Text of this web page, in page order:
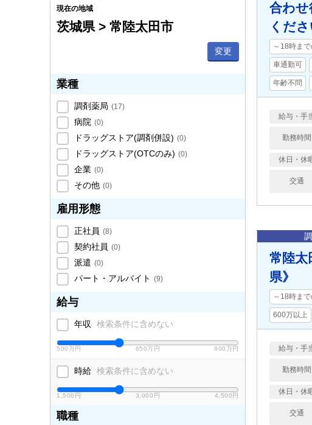
現在の地域
茨城県 > 常陸太田市
変更
業種
調剤薬局 (17)
病院 (0)
ドラッグストア(調剤併設) (0)
ドラッグストア(OTCのみ) (0)
企業 (0)
その他 (0)
雇用形態
正社員 (8)
契約社員 (0)
派遣 (0)
パート・アルバイト (9)
給与
年収 検索条件に含めない
500万円 650万円 800万円
時給 検索条件に含めない
1,500円 3,000円 4,500円
職種
合わせ
くださ
～18時ま
車通勤可
年齢不問
給与・手
勤務時間
休日・休
交通
常陸
県》
～18時ま
600万以上
給与・手
勤務時間
休日・休
交通